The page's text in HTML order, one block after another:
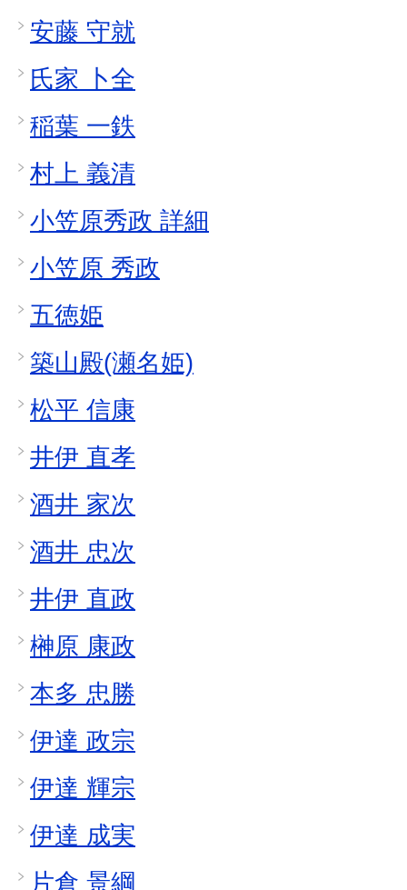
安藤 守就
氏家 卜全
稲葉 一鉄
村上 義清
小笠原秀政 詳細
小笠原 秀政
五徳姫
築山殿(瀬名姫)
松平 信康
井伊 直孝
酒井 家次
酒井 忠次
井伊 直政
榊原 康政
本多 忠勝
伊達 政宗
伊達 輝宗
伊達 成実
片倉 景綱